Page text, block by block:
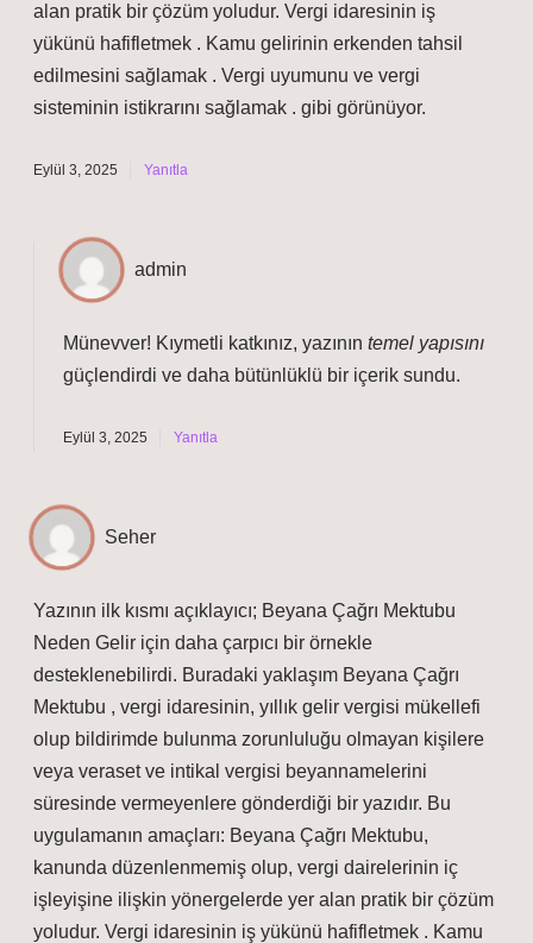
alan pratik bir çözüm yoludur. Vergi idaresinin iş
yükünü hafifletmek . Kamu gelirinin erkenden tahsil
edilmesini sağlamak . Vergi uyumunu ve vergi
sisteminin istikrarını sağlamak . gibi görünüyor.
Eylül 3, 2025 Yanıtla
admin
Münevver! Kıymetli katkınız, yazının temel yapısını
güçlendirdi ve daha bütünlüklü bir içerik sundu.
Eylül 3, 2025 Yanıtla
Seher
Yazının ilk kısmı açıklayıcı; Beyana Çağrı Mektubu
Neden Gelir için daha çarpıcı bir örnekle
desteklenebilirdi. Buradaki yaklaşım Beyana Çağrı
Mektubu , vergi idaresinin, yıllık gelir vergisi mükellefi
olup bildirimde bulunma zorunluluğu olmayan kişilere
veya veraset ve intikal vergisi beyannamelerini
süresinde vermeyenlere gönderdiği bir yazıdır. Bu
uygulamanın amaçları: Beyana Çağrı Mektubu,
kanunda düzenlenmemiş olup, vergi dairelerinin iç
işleyişine ilişkin yönergelerde yer alan pratik bir çözüm
yoludur. Vergi idaresinin iş yükünü hafifletmek . Kamu